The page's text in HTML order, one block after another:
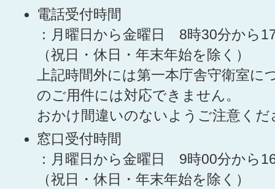
電話受付時間
：月曜日から金曜日 8時30分から
（祝日・休日・年末年始を除く）
上記時間外には第一本庁舎守衛室に
のご用件には対応できません。
おかけ間違いのないようご注意くだ
窓口受付時間
：月曜日から金曜日 9時00分から
（祝日・休日・年末年始を除く）